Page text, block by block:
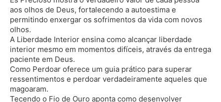
aos olhos de Deus, fortalecendo a autoestima e
permitindo enxergar os sofrimentos da vida com novos
olhos.
A Liberdade Interior ensina como alcançar liberdade
interior mesmo em momentos difíceis, através da entrega
paciente em Deus.
Como Perdoar oferece um guia prático para superar
ressentimentos e perdoar verdadeiramente aqueles que
magoaram.
Tecendo o Fio de Ouro aponta como desenvolver